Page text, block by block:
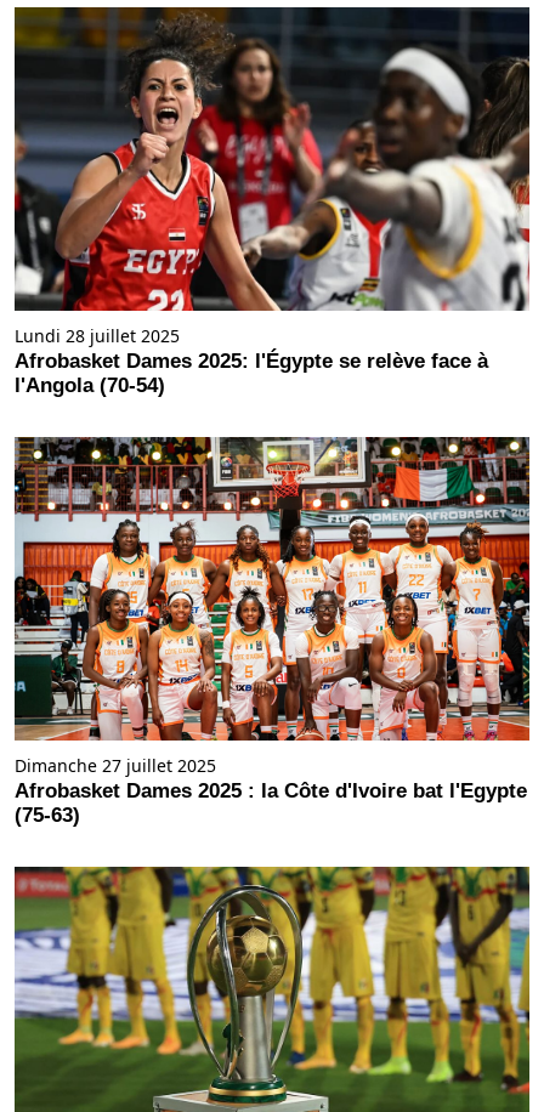
Lundi 28 juillet 2025
Afrobasket Dames 2025: l'Égypte se relève face à
l'Angola (70-54)
Dimanche 27 juillet 2025
Afrobasket Dames 2025 : la Côte d'Ivoire bat l'Egypte
(75-63)